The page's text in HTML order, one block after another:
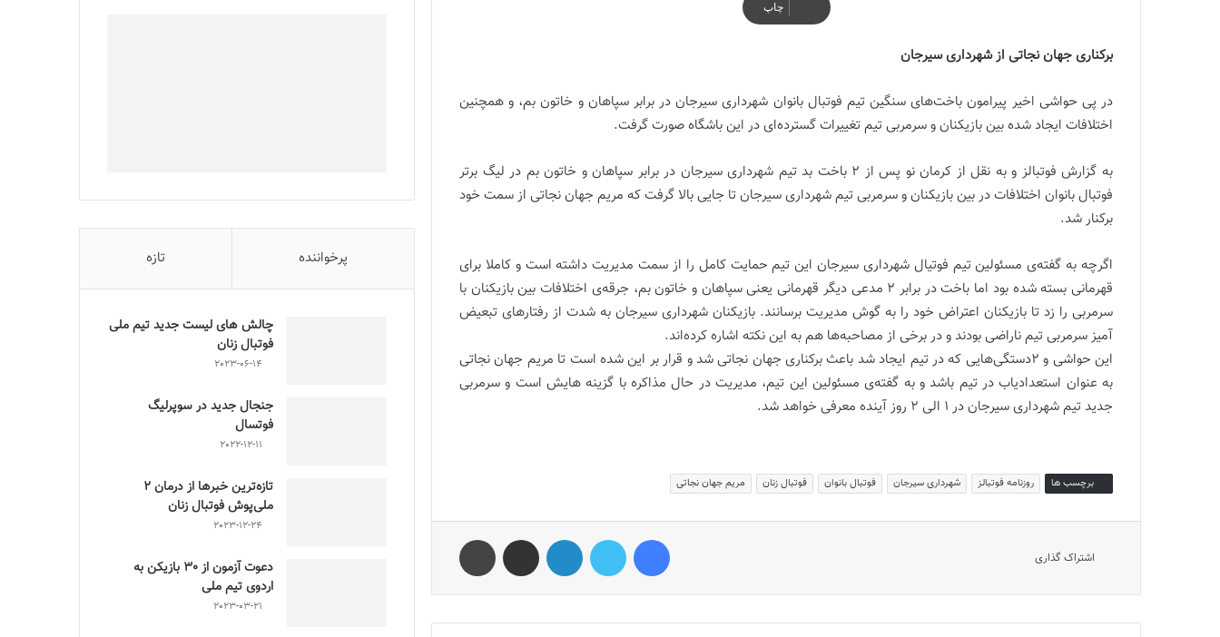
چاپ
برکناری جهان نجاتی از شهرداری سیرجان
در پی حواشی اخیر پیرامون باخت‌های سنگین تیم فوتبال بانوان شهرداری سیرجان در برابر سپاهان و خاتون بم، و همچنین
اختلافات ایجاد شده بین بازیکنان و سرمربی تیم تغییرات گسترده‌ای در این باشگاه صورت گرفت.
به گزارش فوتبالز و به نقل از کرمان نو
پس از ۲ باخت بد تیم شهرداری سیرجان در برابر سپاهان و خاتون بم در لیگ برتر
فوتبال بانوان اختلافات در بین بازیکنان و سرمربی تیم شهرداری سیرجان تا جایی بالا گرفت که مریم جهان نجاتی از سمت خود
برکنار شد.
اگرچه به گفته‌ی مسئولین تیم فوتیال شهرداری سیرجان این تیم حمایت کامل را از سمت مدیریت داشته است و کاملا برای
قهرمانی بسته شده بود اما باخت در برابر ۲ مدعی دیگر قهرمانی یعنی سپاهان و خاتون بم، جرقه‌ی اختلافات بین بازیکنان با
سرمربی را زد تا بازیکنان اعتراض خود را به گوش مدیریت برسانند. بازیکنان شهرداری سیرجان به شدت از رفتارهای تبعیض
آمیز سرمربی تیم ناراضی بودند و در برخی از مصاحبه‌ها هم به این نکته اشاره کرده‌اند.
این حواشی و ۲دستگی‌هایی که در تیم ایجاد شد باعث برکناری جهان نجاتی شد و قرار بر این شده است تا مریم جهان نجاتی
به عنوان استعدادیاب در تیم باشد و به گفته‌ی مسئولین این تیم، مدیریت در حال مذاکره با گزینه هایش است و سرمربی
جدید تیم شهرداری سیرجان در ۱ الی ۲ روز آینده معرفی خواهد شد.
برچسب ها روزنامه فوتبالز شهرداری سیرجان فوتبال بانوان فوتبال زنان مریم جهان نجاتی
اشتراک گذاری
پرخواننده تازه
چالش هاى ليست جدید تيم ملى
فوتبال زنان
2023-06-14
جنجال جدید در سوپرلیگ
فوتسال
2022-12-11
تازه‌ترین خبرها از درمان ۲
ملی‌پوش فوتبال زنان
2023-12-24
دعوت آزمون از 30 بازیکن به
اردوی تیم ملی
2023-03-21